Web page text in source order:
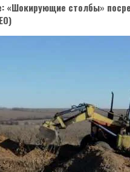
«Шокирующие столбы»